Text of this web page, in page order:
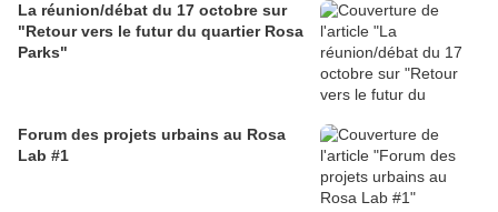
La réunion/débat du 17 octobre sur
"Retour vers le futur du quartier Rosa
Parks"
Forum des projets urbains au Rosa
Lab #1